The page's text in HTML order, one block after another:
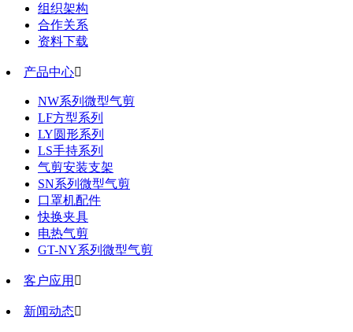
组织架构
合作关系
资料下载
产品中心
NW系列微型气剪
LF方型系列
LY圆形系列
LS手持系列
气剪安装支架
SN系列微型气剪
口罩机配件
快换夹具
电热气剪
GT-NY系列微型气剪
客户应用 
新闻动态